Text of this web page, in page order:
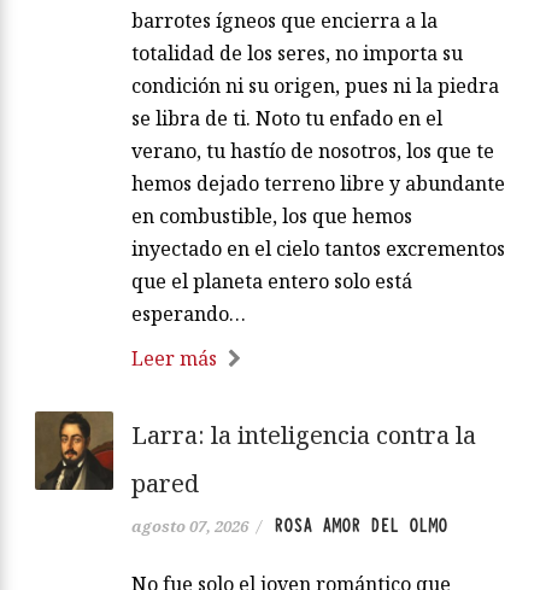
barrotes ígneos que encierra a la
totalidad de los seres, no importa su
condición ni su origen, pues ni la piedra
se libra de ti. Noto tu enfado en el
verano, tu hastío de nosotros, los que te
hemos dejado terreno libre y abundante
en combustible, los que hemos
inyectado en el cielo tantos excrementos
que el planeta entero solo está
esperando…
Leer más
Larra: la inteligencia contra la
pared
agosto 07, 2026 / ROSA AMOR DEL OLMO
No fue solo el joven romántico que